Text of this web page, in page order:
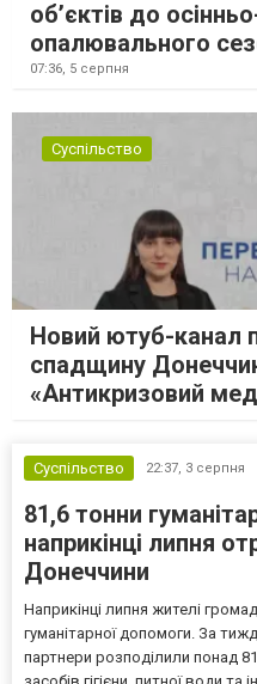
об’єктів до
опалювального
07:36, 5 серпня
Суспільство
Новий ютуб-канал
спадщину
«Антикризовий
Суспільство 22:37, 3 серпня
81,6 тонни
наприкінці липня
Донеччини
Наприкінці липня жителі
гуманітарної допомоги. За
партнери розподілили понад